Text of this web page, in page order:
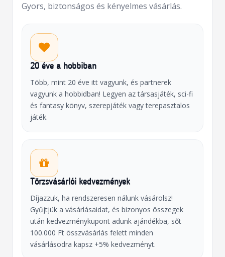
Gyors, biztonságos és kényelmes vásárlás.
20 éve a hobbiban
Több, mint 20 éve itt vagyunk, és partnerek
vagyunk a hobbidban! Legyen az társasjáték, sci-fi
és fantasy könyv, szerepjáték vagy terepasztalos
játék.
Törzsvásárlói kedvezmények
Díjazzuk, ha rendszeresen nálunk vásárolsz!
Gyűjtjük a vásárlásaidat, és bizonyos összegek
után kedvezménykupont adunk ajándékba, sőt
100.000 Ft összvásárlás felett minden
vásárlásodra kapsz +5% kedvezményt.